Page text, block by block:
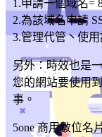
1.申請一個域名=
2.為該域名申請
3.管理代管丶使
另外：時效也是
您的網站要使用
事。
5one 商用數位名